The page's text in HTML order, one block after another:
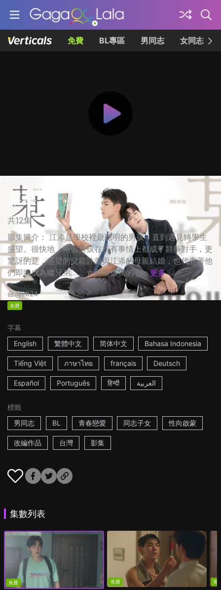
免費 BL專區 男同志 女同志
某某
共12集
影集簡介： 江添是學校裡最聰明的男孩，直到遇見轉學生
盛望。很快地，兩個男孩在所有事情上都成了競爭對手，更
驚訝的是，盛望的父親計畫與江添的母親結婚，也代表著他
們即將成為繼兄弟…… ☆兩顆孤獨的心... 更多
台灣2024
免費
字幕
English
繁體中文 简体中文 Bahasa Indonesia
Tiếng Việt ภาษาไทย français Deutsch
Español Português हिन्दी العربية
標籤
男同志
BL 青春戀愛 同志子女 性向啟蒙
改編作品 台灣 影集
集數列表
免費 免費 免